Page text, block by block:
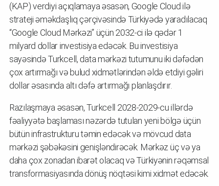
(KAP) verdiyi açıqlamaya əsasən, Google Cloud ilə
strateji əməkdaşlıq çərçivəsində Türkiyədə yaradılacaq
“Google Cloud Mərkəzi” üçün 2032-ci ilə qədər 1
milyard dollar investisiya edəcək. Bu investisiya
sayəsində Turkcell, data mərkəzi tutumunu iki dəfədən
çox artırmağı və bulud xidmətlərindən əldə etdiyi gəliri
dollar əsasında altı dəfə artırmağı planlaşdırır.
Razılaşmaya əsasən, Turkcell 2028-2029-cu illərdə
fəaliyyətə başlaması nəzərdə tutulan yeni bölgə üçün
bütün infrastrukturu təmin edəcək və mövcud data
mərkəzi şəbəkəsini genişləndirəcək. Mərkəz üç və ya
daha çox zonadan ibarət olacaq və Türkiyənin rəqəmsal
transformasiyasında dönüş nöqtəsi kimi xidmət edəcək.